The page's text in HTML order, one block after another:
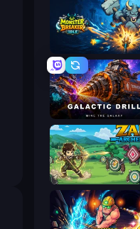
Monster Breaker Idle
Galactic Drill
Zad Archery - Demo